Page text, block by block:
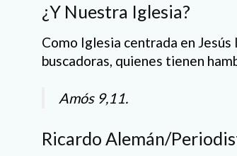
¿Y Nuestra Iglesia?
Como Iglesia centrada en
buscadoras, quienes tienen
Amós 9,11.
Ricardo Alemán/